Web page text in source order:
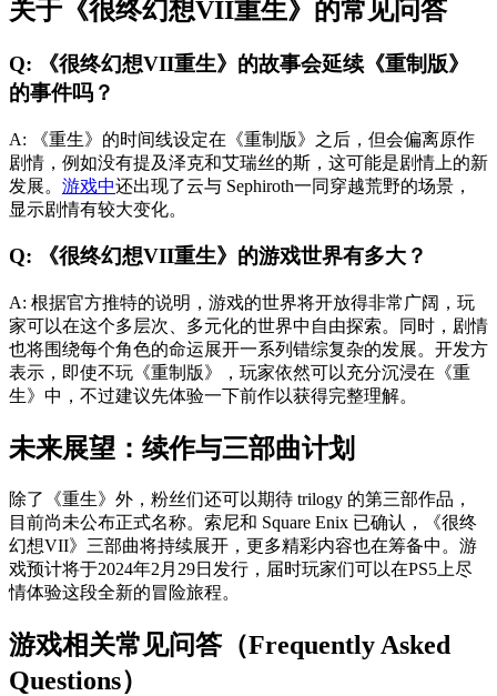
关于《很终幻想VII重生》的常见问答
Q: 《很终幻想VII重生》的故事会延续《重制版》
的事件吗？
A: 《重生》的时间线设定在《重制版》之后，但会偏离原作
剧情，例如没有提及泽克和艾瑞丝的斯，这可能是剧情上的新
发展。 游戏中还出现了云与 Sephiroth一同穿越荒野的场景，
显示剧情有较大变化。
Q: 《很终幻想VII重生》的游戏世界有多大？
A: 根据官方推特的说明，游戏的世界将开放得非常广阔，玩
家可以在这个多层次、多元化的世界中自由探索。同时，剧情
也将围绕每个角色的命运展开一系列错综复杂的发展。开发方
表示，即使不玩《重制版》，玩家依然可以充分沉浸在《重
生》中，不过建议先体验一下前作以获得完整理解。
未来展望：续作与三部曲计划
除了《重生》外，粉丝们还可以期待 trilogy 的第三部作品，
目前尚未公布正式名称。索尼和 Square Enix 已确认，《很终
幻想VII》三部曲将持续展开，更多精彩内容也在筹备中。游
戏预计将于2024年2月29日发行，届时玩家们可以在PS5上尽
情体验这段全新的冒险旅程。
游戏相关常见问答（Frequently Asked
Questions）